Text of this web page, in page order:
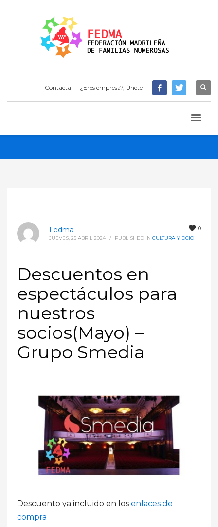
Contacta ¿Eres empresa?, Únete
0
Fedma
JUEVES, 25 ABRIL 2024 / PUBLISHED IN CULTURA Y OCIO
Descuentos en
espectáculos para
nuestros
socios(Mayo) –
Grupo Smedia
Descuento ya incluido en los enlaces de
compra